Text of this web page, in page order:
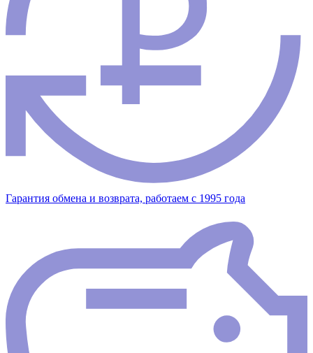
Гарантия обмена и возврата, работаем с 1995 года